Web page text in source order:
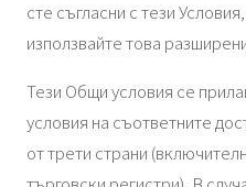
сте съгласни с тези
използвайте това
Тези Общи условия се
условия на съответните
от трети страни